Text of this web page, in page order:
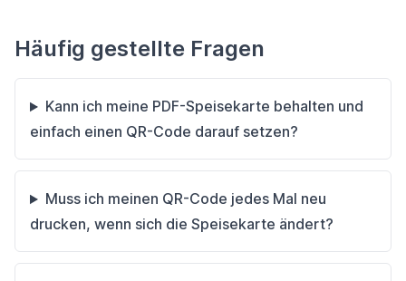
Häufig gestellte Fragen
Kann ich meine PDF-Speisekarte behalten und
einfach einen QR-Code darauf setzen?
Muss ich meinen QR-Code jedes Mal neu
drucken, wenn sich die Speisekarte ändert?